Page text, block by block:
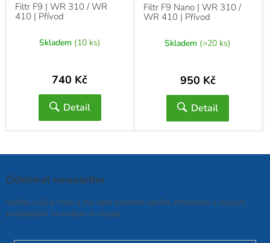
Filtr F9 | WR 310 / WR
410 | Přívod
Skladem (10 ks)
740 Kč
Detail
Filtr F9 Nano | WR 310 /
WR 410 | Přívod
Skladem (>20 ks)
950 Kč
Detail
Odebírat newsletter
Vložte svůj e-mail a my vám budeme zasílat informace o nových
produktech na našem e-shopu.